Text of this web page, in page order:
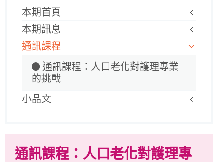
本期首頁
本期訊息
通訊課程
通訊課程：人口老化對護理專業
的挑戰
小品文
通訊課程：人口老化對護理專